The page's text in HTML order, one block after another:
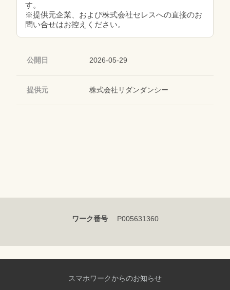
す。
※提供元企業、および株式会社セレスへの直接のお
問い合せはお控えください。
公開日 2026-05-29
提供元 株式会社リダンダンシー
ワーク番号 P005631360
スマホワークからのお知らせ